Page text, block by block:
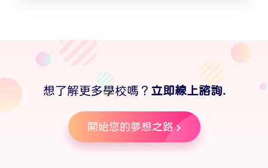
想了解更多學校嗎？ 立即線上諮詢.
開始您的夢想之路